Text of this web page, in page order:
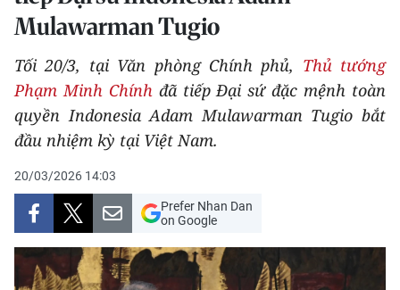
THỂ THAO
GIÁO DỤC
Y TẾ
KHOA HỌC - CÔNG NGHỆ
MÔI TRƯỜNG
BẠN ĐỌC
KIỂM CHỨNG THÔNG TIN
Mulawarman Tugio
Tối 20/3, tại Văn phòng Chính phủ, Thủ tướng
Phạm Minh Chínhđã tiếp Đại sứ đặc mệnh toàn
quyền Indonesia Adam Mulawarman Tugio bắt
đầu nhiệm kỳ tại Việt Nam.
20/03/2026 14:03
Prefer Nhan Dan
on Google